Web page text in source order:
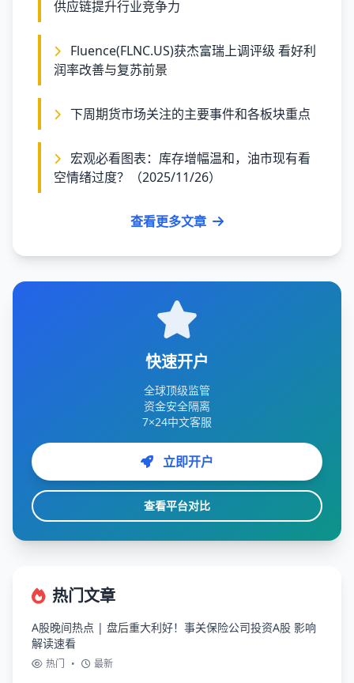
供应链提升行业竞争力
润率改善与复苏前景
下周期货市场关注的主要事件和各板块重点
空情绪过度？（2025/11/26）
查看更多文章
快速开户
全球顶级监管
资金安全隔离
7×24中文客服
立即开户
查看平台对比
热门文章
A股晚间热点 | 盘后重大利好！事关保险公司投资A股 影响
解读速看
热门 • 最新